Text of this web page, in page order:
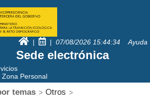
| | 07/08/2026 15:44:34 Ayuda
Sede electrónica
Zona Personal
temas Otros